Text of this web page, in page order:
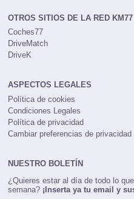
OTROS SITIOS DE LA RED KM77
Coches77
DriveMatch
DriveK
ASPECTOS LEGALES
Política de cookies
Condiciones Legales
Política de privacidad
Cambiar preferencias de privacidad
NUESTRO BOLETÍN
¿Quieres estar al día de todo lo
semana? ¡Inserta ya tu email y